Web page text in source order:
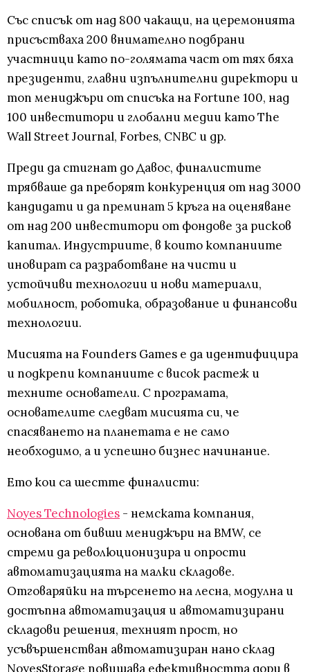
Със списък от над 800 чакащи, на церемонията
присъстваха 200 внимателно подбрани
участници като по-голямата част от тях бяха
президенти, главни изпълнителни директори и
топ мениджъри от списъка на Fortune 100, над
100 инвеститори и глобални медии като The
Wall Street Journal, Forbes, CNBC и др.
Преди да стигнат до Давос, финалистите
трябваше да преборят конкуренция от над 3000
кандидати и да преминат 5 кръга на оценяване
от над 200 инвеститори от фондове за рисков
капитал. Индустриите, в които компаниите
иновират са разработване на чисти и
устойчиви технологии и нови материали,
мобилност, роботика, образование и финансови
технологии.
Мисията на Founders Games е да идентифицира
и подкрепи компаниите с висок растеж и
техните основатели. С програмата,
основателите следват мисията си, че
спасяването на планетата е не само
необходимо, а и успешно бизнес начинание.
Ето кои са шестте финалисти:
Noyes Technologies - немската компания,
основана от бивши мениджъри на BMW, се
стреми да революционизира и опрости
автоматизацията на малки складове.
Отговаряйки на търсенето на лесна, модулна и
достъпна автоматизация и автоматизирани
складови решения, техният прост, но
усъвършенстван автоматизиран нано склад
NoyesStorage повишава ефективността дори в